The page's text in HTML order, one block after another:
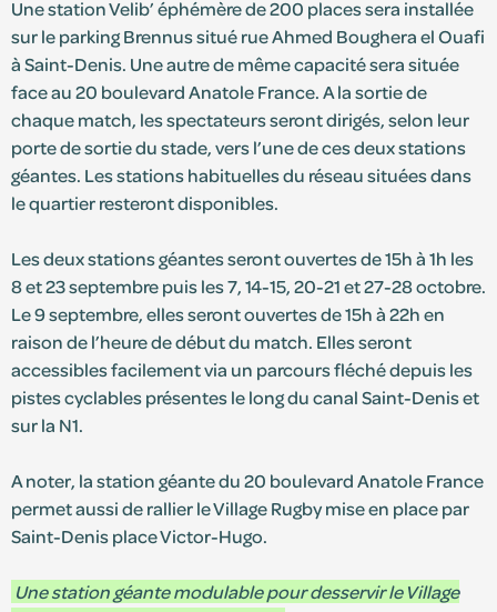
Une station Velib’ éphémère de 200 places sera installée
sur le parking Brennus situé rue Ahmed Boughera el Ouafi
à Saint-Denis. Une autre de même capacité sera située
face au 20 boulevard Anatole France. A la sortie de
chaque match, les spectateurs seront dirigés, selon leur
porte de sortie du stade, vers l’une de ces deux stations
géantes. Les stations habituelles du réseau situées dans
le quartier resteront disponibles.
Les deux stations géantes seront ouvertes de 15h à 1h les
8 et 23 septembre puis les 7, 14-15, 20-21 et 27-28 octobre.
Le 9 septembre, elles seront ouvertes de 15h à 22h en
raison de l’heure de début du match. Elles seront
accessibles facilement via un parcours fléché depuis les
pistes cyclables présentes le long du canal Saint-Denis et
sur la N1.
A noter, la station géante du 20 boulevard Anatole France
permet aussi de rallier le Village Rugby mise en place par
Saint-Denis place Victor-Hugo.
Une station géante modulable pour desservir le Village